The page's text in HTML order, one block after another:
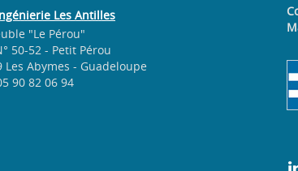
Les Antilles
"Le Pérou"
50-52 - Petit Pérou
Les Abymes - Guadeloupe
90 82 06 94